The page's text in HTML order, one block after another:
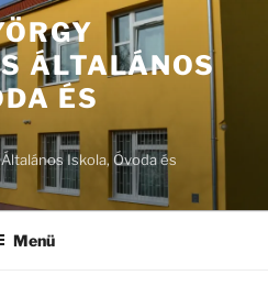
ÁLTALÁNOS
ÉS
Iskola, Óvoda és
Menü